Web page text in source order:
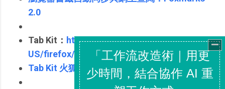
2.0
Tab Kit： https://addons.mozilla.org/en-
US/firefox/addon/5447
Tab Kit 火狐瀏覽器分頁管理的殺手級應用